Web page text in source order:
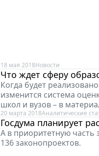
18 мая 2018Новости
Что ждет сферу
Когда будет
изменится система
школ и вузов – в
20 марта 2018Аналитические
Госдума планирует
А в приоритетную
136 законопроектов.